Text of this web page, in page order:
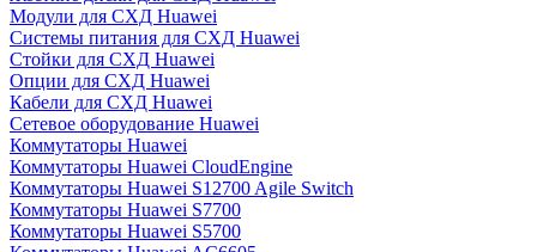
Модули для СХД Huawei
Системы питания для СХД Huawei
Стойки для СХД Huawei
Опции для СХД Huawei
Кабели для СХД Huawei
Сетевое оборудование Huawei
Коммутаторы Huawei
Коммутаторы Huawei CloudEngine
Коммутаторы Huawei S12700 Agile Switch
Коммутаторы Huawei S7700
Коммутаторы Huawei S5700